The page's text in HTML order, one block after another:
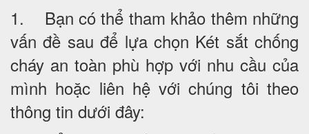
1. Bạn có thể tham khảo thêm những
vấn đề sau để lựa chọn Két sắt chống
cháy an toàn phù hợp với nhu cầu của
mình hoặc liên hệ với chúng tôi theo
thông tin dưới đây: